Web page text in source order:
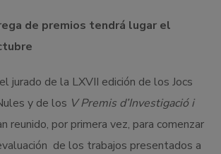
de premios tendrá lugar el
jurado de la LXVII edición de los Jocs
y de los V Premis d’Investigació i
reunido, por primera vez, para comenzar
de los trabajos presentados a